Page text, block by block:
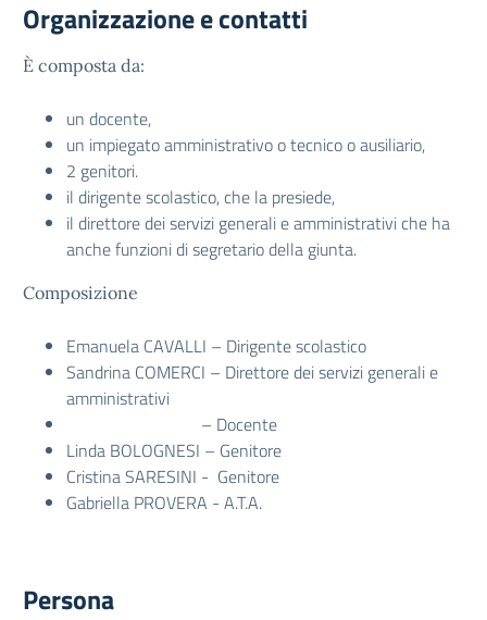
Organizzazione e contatti
È composta da:
un docente,
un impiegato amministrativo o tecnico o ausiliario,
2 genitori.
il dirigente scolastico, che la presiede,
il direttore dei servizi generali e amministrativi che ha
anche funzioni di segretario della giunta.
Composizione
Emanuela CAVALLI – Dirigente scolastico
Sandrina COMERCI – Direttore dei servizi generali e
amministrativi
– Docente
Linda BOLOGNESI – Genitore
Cristina SARESINI - Genitore
Gabriella PROVERA - A.T.A.
Persona